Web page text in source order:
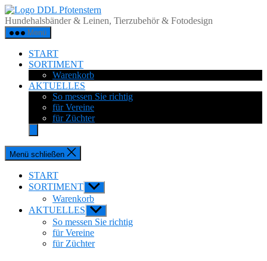
Zum
Inhalt
springen
Pfotenstern
Hundehalsbänder & Leinen, Tierzubehör & Fotodesign
Menü
START
SORTIMENT
Warenkorb
AKTUELLES
So messen Sie richtig
für Vereine
für Züchter
Menü schließen
START
SORTIMENT Untermenü
anzeigen
Warenkorb
AKTUELLES Untermenü
anzeigen
So messen Sie richtig
für Vereine
für Züchter